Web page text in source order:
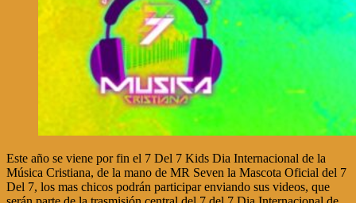
Este año se viene por fin el 7 Del 7 Kids Dia Internacional de la
Música Cristiana, de la mano de MR Seven la Mascota Oficial del 7
Del 7, los mas chicos podrán participar enviando sus videos, que